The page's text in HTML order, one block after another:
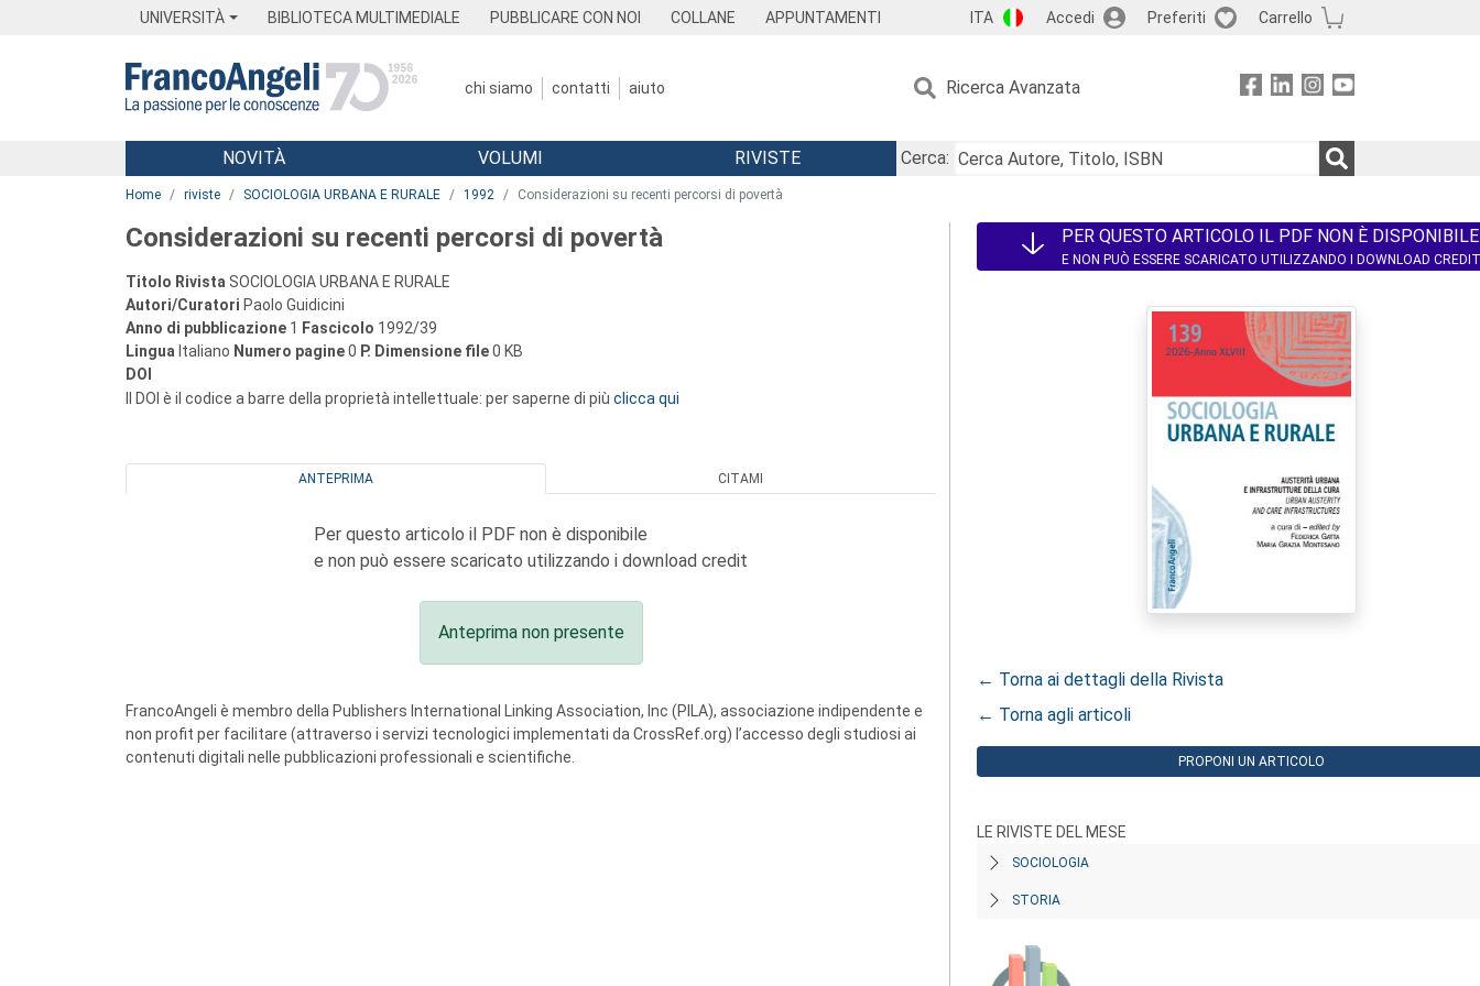
UNIVERSITÀ BIBLIOTECA MULTIMEDIALE PUBBLICARE CON NOI COLLANE APPUNTAMENTI ITA Accedi Preferiti Carrello
chi siamo contatti aiuto Ricerca Avanzata
Menu
NOVITÀ VOLUMI RIVISTE
Cerca:
Home riviste SOCIOLOGIA URBANA E RURALE 1992 Considerazioni su recenti percorsi di povertà
Considerazioni su recenti percorsi di povertà
Titolo Rivista SOCIOLOGIA URBANA E RURALE
Autori/Curatori Paolo Guidicini
Anno di pubblicazione 1 Fascicolo 1992/39
Lingua Italiano Numero pagine0 P. Dimensione file0 KB
DOI
Il DOI è il codice a barre della proprietà intellettuale: per saperne di più clicca qui
ANTEPRIMA CITAMI
Per questo articolo il PDF non è disponibile
e non può essere scaricato utilizzando i download credit
Anteprima non presente
FrancoAngeli è membro della Publishers International Linking Association, Inc (PILA), associazione indipendente e
non profit per facilitare (attraverso i servizi tecnologici implementati da CrossRef.org) l’accesso degli studiosi ai
contenuti digitali nelle pubblicazioni professionali e scientifiche.
PER QUESTO ARTICOLO IL PDF NON È DISPONIBILE
E NON PUÒ ESSERE SCARICATO UTILIZZANDO I DOWNLOAD CREDIT
← Torna ai dettagli della Rivista
← Torna agli articoli
PROPONI UN ARTICOLO
LE RIVISTE DEL MESE
SOCIOLOGIA
STORIA